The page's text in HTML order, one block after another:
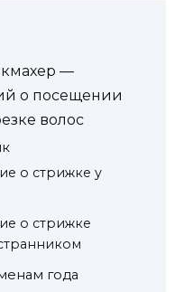
—
о посещении
волос
о стрижке у
о стрижке
года